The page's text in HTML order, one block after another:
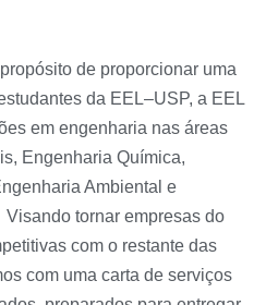
de proporcionar uma
da EEL–USP, a EEL
em engenharia nas áreas
Engenharia Química,
Ambiental e
tornar empresas do
com o restante das
com uma carta de serviços